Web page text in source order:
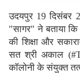
उदयपुर 19 दिसंबर
"सागर" ने बताया
की शिक्षा और
सत श्री अकाल
कॉलोनी के संयुक्त